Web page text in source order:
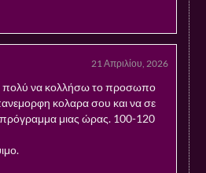
21 Απριλίου, 2026
πολύ να κολλήσω το προσωπο
κολαρα σου και να σε
πρόγραμμα μιας ώρας. 100-120